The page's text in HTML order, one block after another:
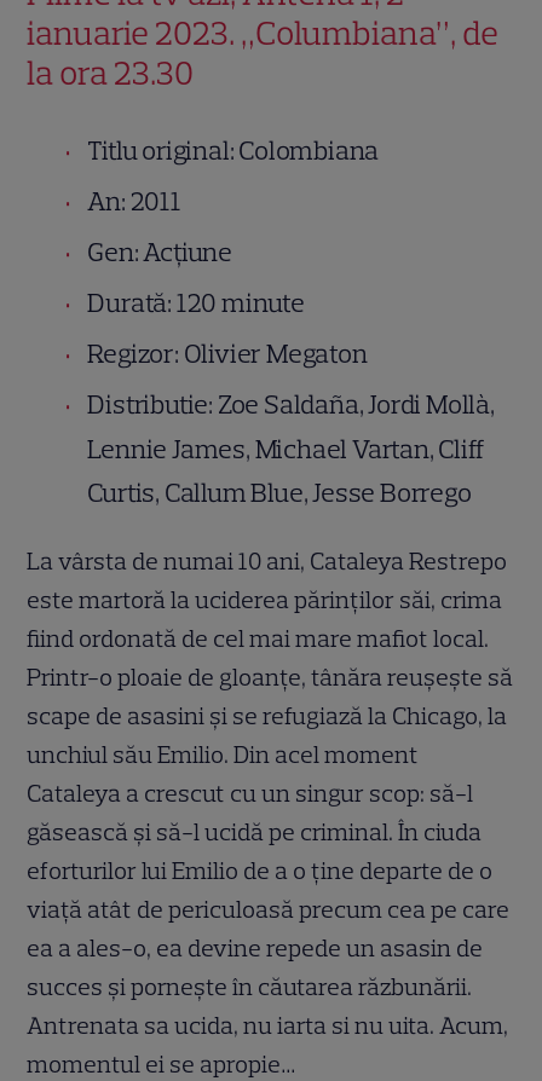
ianuarie 2023. „Columbiana”, de
la ora 23.30
Titlu original: Colombiana
An: 2011
Gen: Acțiune
Durată: 120 minute
Regizor: Olivier Megaton
Distributie: Zoe Saldaña, Jordi Mollà,
Lennie James, Michael Vartan, Cliff
Curtis, Callum Blue, Jesse Borrego
La vârsta de numai 10 ani, Cataleya Restrepo
este martoră la uciderea părinţilor săi, crima
fiind ordonată de cel mai mare mafiot local.
Printr-o ploaie de gloanţe, tânăra reuşeşte să
scape de asasini şi se refugiază la Chicago, la
unchiul său Emilio. Din acel moment
Cataleya a crescut cu un singur scop: să-l
găsească şi să-l ucidă pe criminal. În ciuda
eforturilor lui Emilio de a o ţine departe de o
viaţă atât de periculoasă precum cea pe care
ea a ales-o, ea devine repede un asasin de
succes şi porneşte în căutarea răzbunării.
Antrenata sa ucida, nu iarta si nu uita. Acum,
momentul ei se apropie…